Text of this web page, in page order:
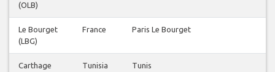
(OLB)
Le Bourget
(LBG)
France Paris Le Bourget
Carthage
Tunisia Tunis